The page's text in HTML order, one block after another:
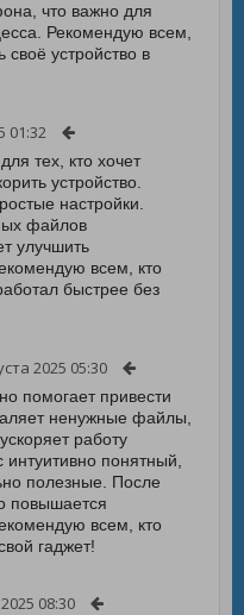
что важно для
Рекомендую всем,
своё устройство в
01:32
тех, кто хочет
устройство.
настройки.
файлов
улучшить
всем, кто
быстрее без
2025 05:30
помогает привести
ненужные файлы,
работу
понятный,
полезные. После
повышается
всем, кто
гаджет!
08:30